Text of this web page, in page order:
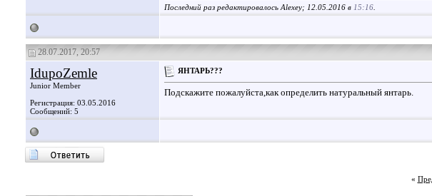
Последний раз редактировалось Alexey; 12.05.2016 в 15:16
28.07.2017, 20:57
IdupoZemle
Junior Member
Регистрация: 03.05.2016
Сообщений: 5
ЯНТАРЬ???
Подскажите пожалуйста,как определить натуральный янтарь.
«